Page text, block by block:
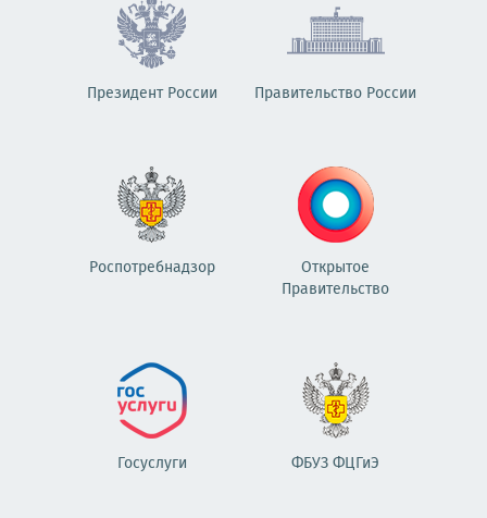
Президент России Правительство России
Роспотребнадзор
Открытое
Правительство
Госуслуги ФБУЗ ФЦГиЭ